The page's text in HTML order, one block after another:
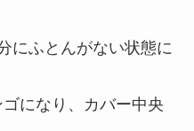
にふとんがない状態に
ゴになり、カバー中央